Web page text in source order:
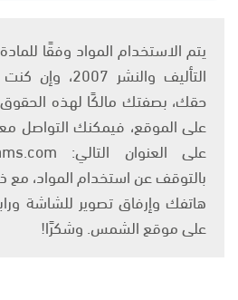
التأليف والنشر
حقك، بصفتك مالكًا لهذه
على الموقع، فيمكنك التواصل
بالتوقف عن استخدام المواد،
هاتفك وإرفاق تصوير للشاشة
على موقع الشمس. وشكرًا!